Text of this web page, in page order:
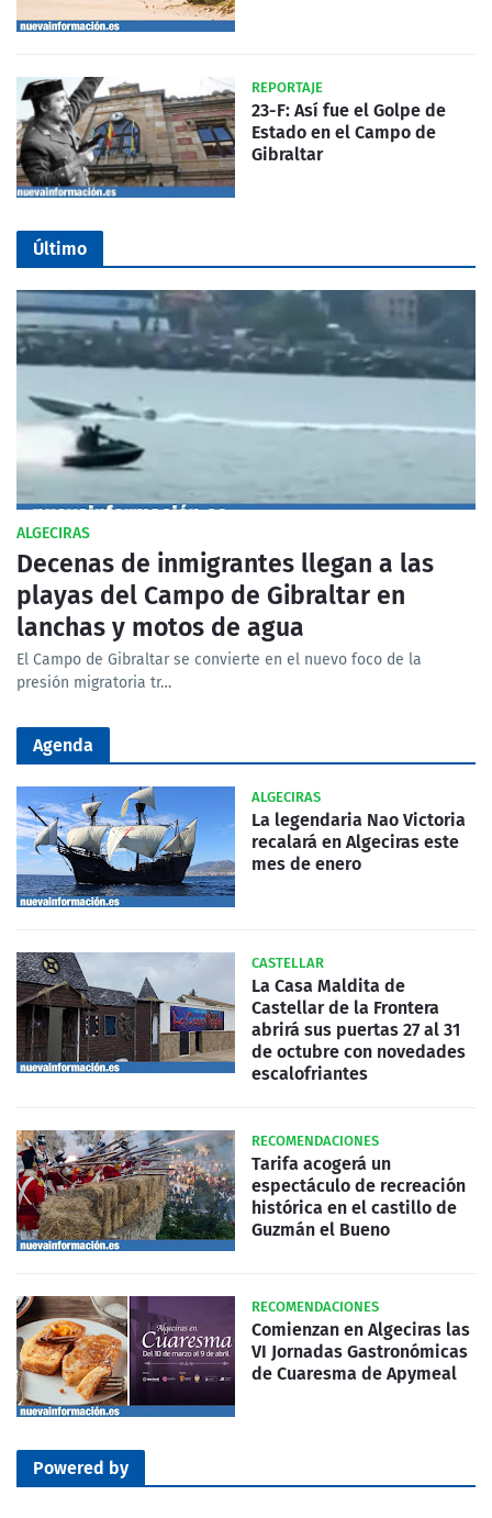
REPORTAJE
23-F: Así fue el Golpe de
Estado en el Campo de
Gibraltar
Último
ALGECIRAS
Decenas de inmigrantes llegan a las
playas del Campo de Gibraltar en
lanchas y motos de agua
El Campo de Gibraltar se convierte en el nuevo foco de la
presión migratoria tr…
Agenda
ALGECIRAS
La legendaria Nao Victoria
recalará en Algeciras este
mes de enero
CASTELLAR
La Casa Maldita de
Castellar de la Frontera
abrirá sus puertas 27 al 31
de octubre con novedades
escalofriantes
RECOMENDACIONES
Tarifa acogerá un
espectáculo de recreación
histórica en el castillo de
Guzmán el Bueno
RECOMENDACIONES
Comienzan en Algeciras las
VI Jornadas Gastronómicas
de Cuaresma de Apymeal
Powered by